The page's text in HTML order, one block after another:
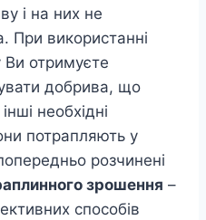
і на них не
При використанні
отримуєте
добрива, що
необхідні
потрапляють у
розчинені
зрошення –
способів